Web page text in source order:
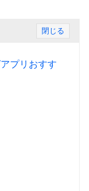
閉じる
プリおすす